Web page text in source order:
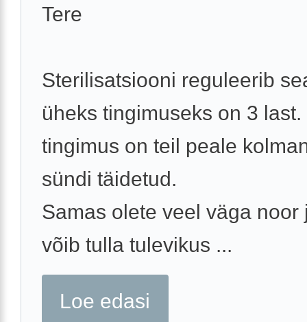
Tere
Sterilisatsiooni reguleerib
üheks tingimuseks on 3 last.
tingimus on teil peale
sündi täidetud.
Samas olete veel väga noor
võib tulla tulevikus ...
Loe edasi